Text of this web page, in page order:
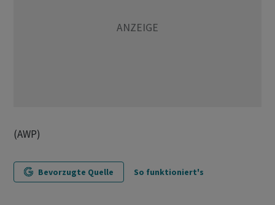
(AWP)
Bevorzugte Quelle So funktioniert's